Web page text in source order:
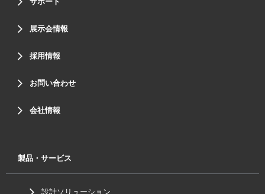
展示会情報
採用情報
お問い合わせ
会社情報
製品・サービス
設計ソリューション